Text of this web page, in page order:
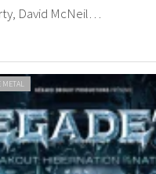
David McNeil…
METAL